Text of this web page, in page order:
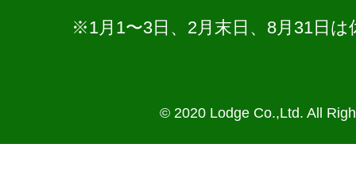
※1月1〜3日、2月末日、8月31日
© 2020 Lodge Co.,Ltd. All